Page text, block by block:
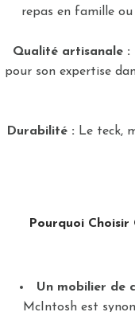
repas en famille
Qualité artisanale :
pour son expertise
Durabilité : Le teck,
Pourquoi
Un mobilier de
McIntosh est